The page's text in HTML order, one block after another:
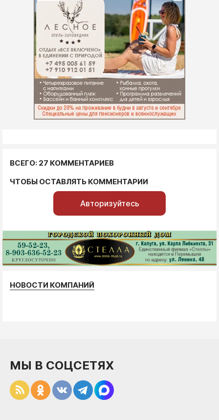
ВСЕГО: 27 КОММЕНТАРИЕВ
ЧТОБЫ ОСТАВЛЯТЬ КОММЕНТАРИИ
Авторизуйтесь
НОВОСТИ КОМПАНИЙ
МЫ В СОЦСЕТЯХ